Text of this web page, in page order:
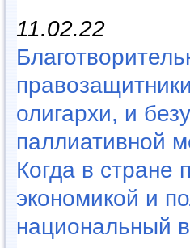
11.02.22
олигархи, и
паллиативной
Когда в стране
экономикой и
национальный